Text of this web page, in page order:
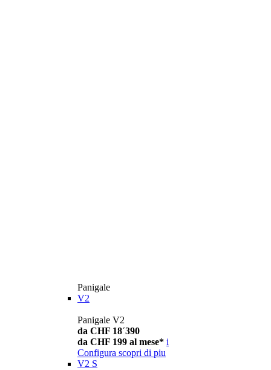
Panigale
V2
Panigale V2
da CHF 18´390
da CHF 199 al mese* i
Configura scopri di piu
V2 S